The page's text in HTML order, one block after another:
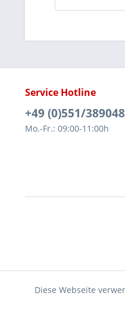
Service Hotline
+49 (0)551/
Mo.-Fr.: 09:00-11:00h
Diese Webseite